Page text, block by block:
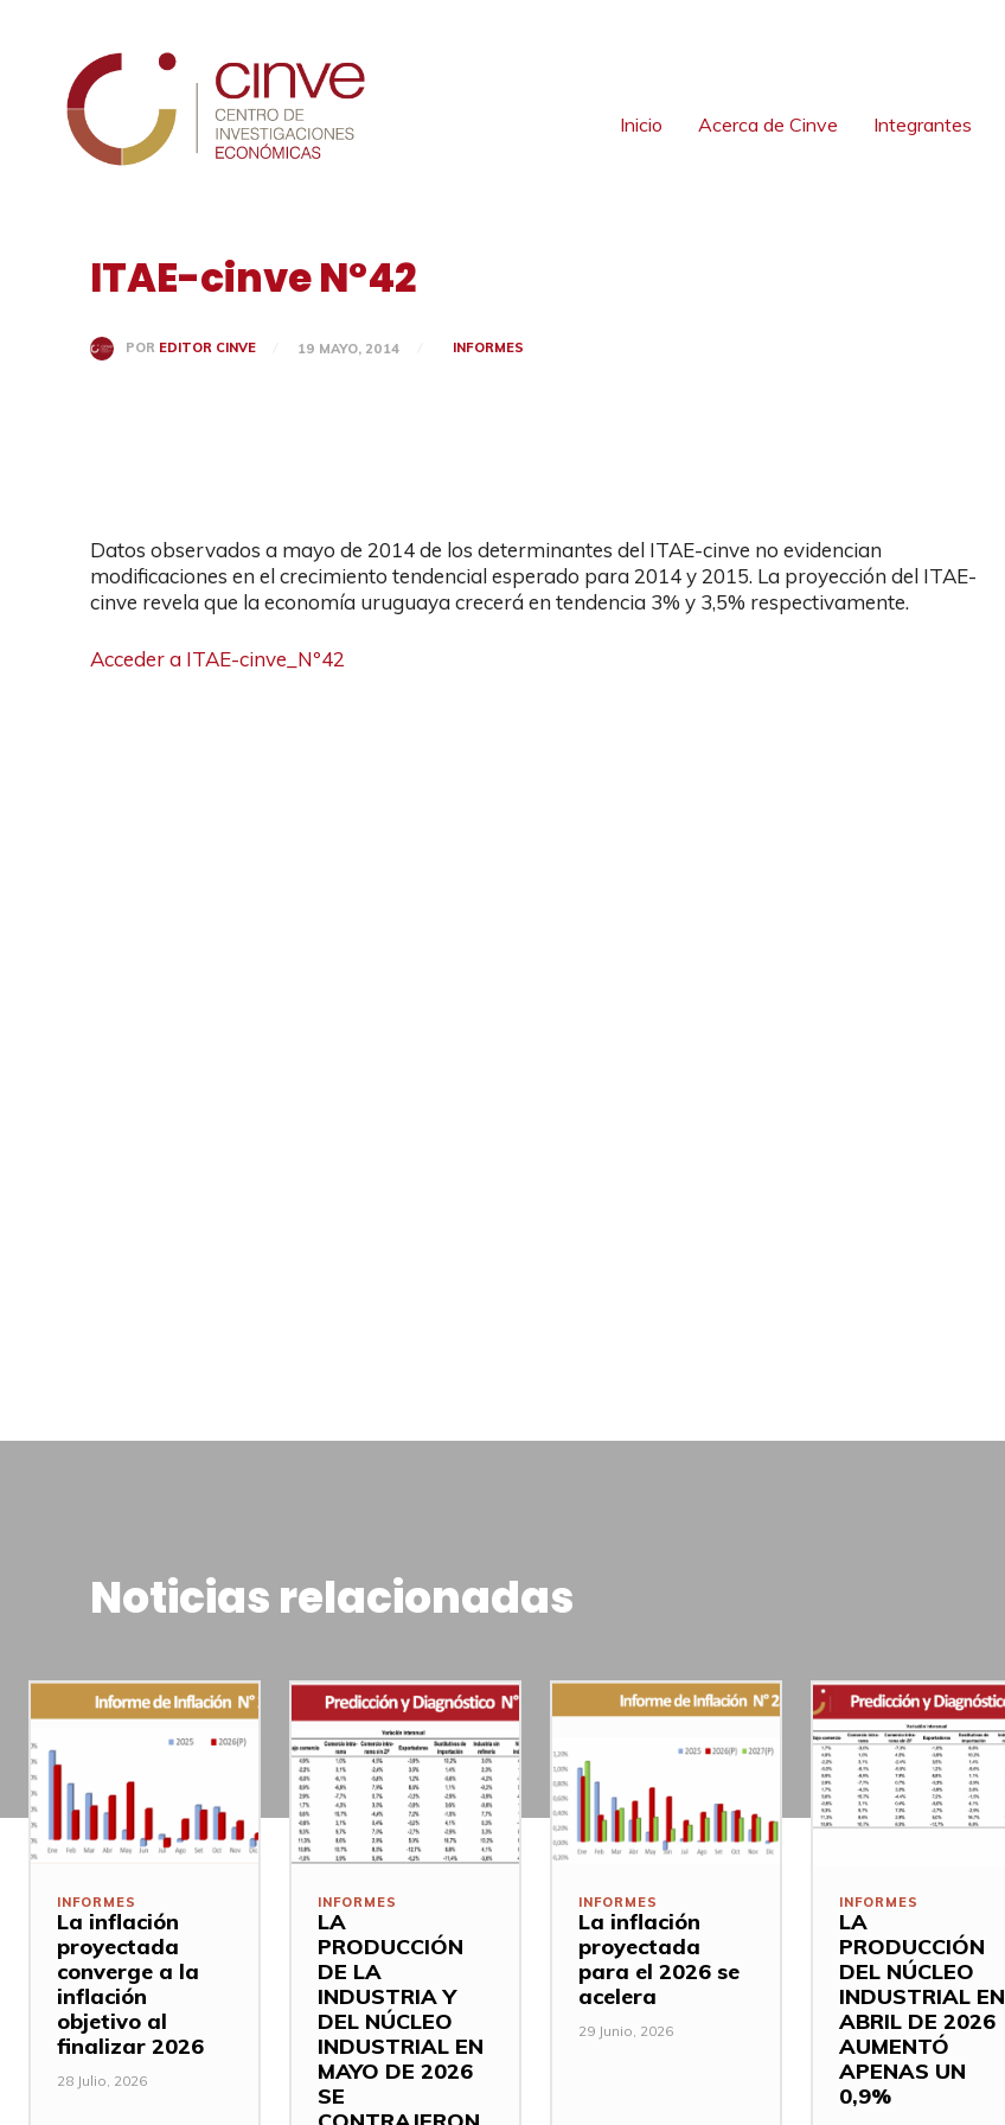
Inicio Acerca de Cinve Integrantes
ITAE-cinve N°42
POR EDITOR CINVE 19 MAYO, 2014 INFORMES
Datos observados a mayo de 2014 de los determinantes del ITAE-cinve no evidencian
modificaciones en el crecimiento tendencial esperado para 2014 y 2015. La proyección del ITAE-
cinve revela que la economía uruguaya crecerá en tendencia 3% y 3,5% respectivamente.
Acceder a ITAE-cinve_Nº42
Noticias relacionadas
INFORMES
La inflación
proyectada
converge a la
inflación
objetivo al
finalizar 2026
28 Julio, 2026
INFORMES
LA
PRODUCCIÓN
DE LA
INDUSTRIA Y
DEL NÚCLEO
INDUSTRIAL EN
MAYO DE 2026
SE
INFORMES
La inflación
proyectada
para el 2026 se
acelera
29 Junio, 2026
INFORMES
LA
PRODUCCIÓN
DEL NÚCLEO
INDUSTRIAL EN
ABRIL DE 2026
AUMENTÓ
APENAS UN
0,9%